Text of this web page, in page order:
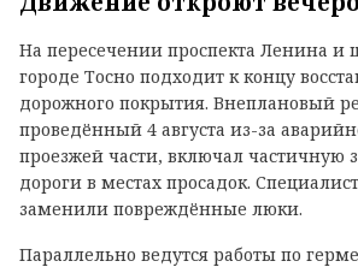
На пересечении проспекта Ленина и
городе Тосно подходит к концу
дорожного покрытия. Внеплановый
проведённый 4 августа из-за
проезжей части, включал частичную
дороги в местах просадок.
заменили повреждённые люки.
Параллельно ведутся работы по